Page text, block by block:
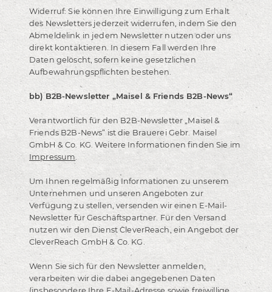
Widerruf: Sie können Ihre Einwilligung zum Erhalt
des Newsletters jederzeit widerrufen, indem Sie den
Abmeldelink in jedem Newsletter nutzen oder uns
direkt kontaktieren. In diesem Fall werden Ihre
Daten gelöscht, sofern keine gesetzlichen
Aufbewahrungspflichten bestehen.
bb) B2B-Newsletter „Maisel & Friends B2B-News“
Verantwortlich für den B2B-Newsletter „Maisel &
Friends B2B-News“ ist die Brauerei Gebr. Maisel
GmbH & Co. KG. Weitere Informationen finden Sie im
Impressum.
Um Ihnen regelmäßig Informationen zu unserem
Unternehmen und unseren Angeboten zur
Verfügung zu stellen, versenden wir einen E-Mail-
Newsletter für Geschäftspartner. Für den Versand
nutzen wir den Dienst CleverReach, ein Angebot der
CleverReach GmbH & Co. KG.
Wenn Sie sich für den Newsletter anmelden,
verarbeiten wir die dabei angegebenen Daten